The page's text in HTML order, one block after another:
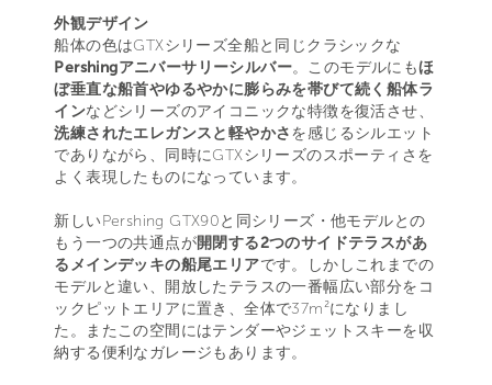
外観デザイン
船体の色はGTXシリーズ全船と同じクラシックな
Pershingアニバーサリーシルバー。このモデルにもほ
ぼ垂直な船首やゆるやかに膨らみを帯びて続く船体ラ
インなどシリーズのアイコニックな特徴を復活させ、
洗練されたエレガンスと軽やかさを感じるシルエット
でありながら、同時にGTXシリーズのスポーティさを
よく表現したものになっています。
新しいPershing GTX90と同シリーズ・他モデルとの
もう一つの共通点が開閉する2つのサイドテラスがあ
るメインデッキの船尾エリアです。しかしこれまでの
モデルと違い、開放したテラスの一番幅広い部分をコ
ックピットエリアに置き、全体で37m²になりまし
た。またこの空間にはテンダーやジェットスキーを収
納する便利なガレージもあります。